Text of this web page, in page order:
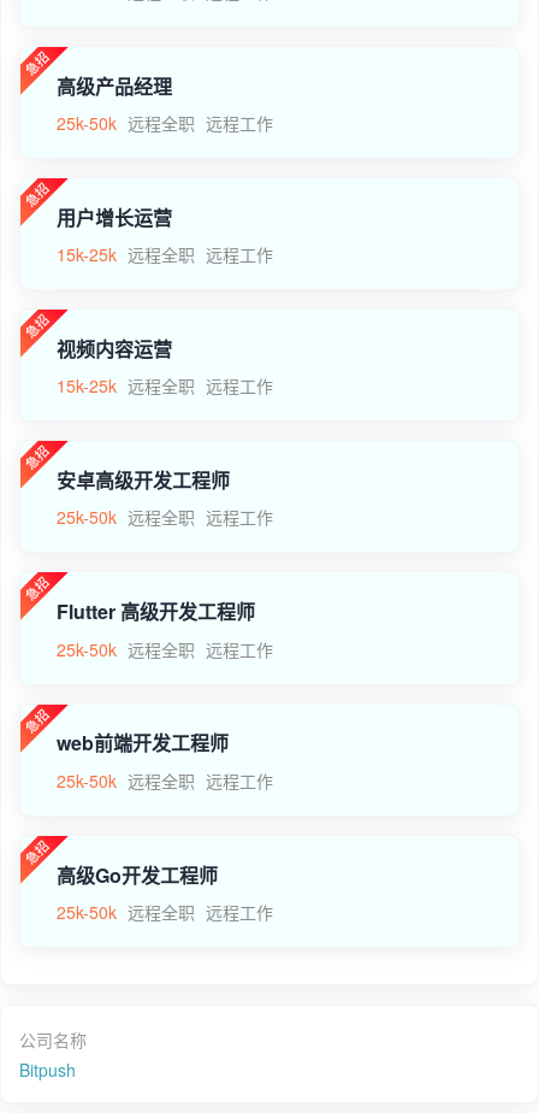
高级产品经理
25k-50k 远程全职 远程工作
用户增长运营
15k-25k 远程全职 远程工作
视频内容运营
15k-25k 远程全职 远程工作
安卓高级开发工程师
25k-50k 远程全职 远程工作
Flutter 高级开发工程师
25k-50k 远程全职 远程工作
web前端开发工程师
25k-50k 远程全职 远程工作
高级Go开发工程师
25k-50k 远程全职 远程工作
公司名称
Bitpush